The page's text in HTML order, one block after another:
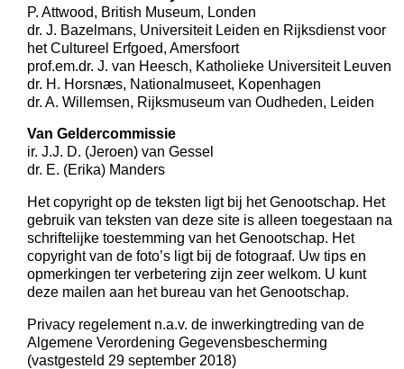
P. Attwood, British Museum, Londen
dr. J. Bazelmans, Universiteit Leiden en Rijksdienst voor
het Cultureel Erfgoed, Amersfoort
prof.em.dr. J. van Heesch, Katholieke Universiteit Leuven
dr. H. Horsnæs, Nationalmuseet, Kopenhagen
dr. A. Willemsen, Rijksmuseum van Oudheden, Leiden
Van Geldercommissie
ir. J.J. D. (Jeroen) van Gessel
dr. E. (Erika) Manders
Het copyright op de teksten ligt bij het Genootschap. Het
gebruik van teksten van deze site is alleen toegestaan na
schriftelijke toestemming van het Genootschap. Het
copyright van de foto’s ligt bij de fotograaf. Uw tips en
opmerkingen ter verbetering zijn zeer welkom. U kunt
deze mailen aan het bureau van het Genootschap.
Privacy regelement n.a.v. de inwerkingtreding van de
Algemene Verordening Gegevensbescherming
(vastgesteld 29 september 2018)